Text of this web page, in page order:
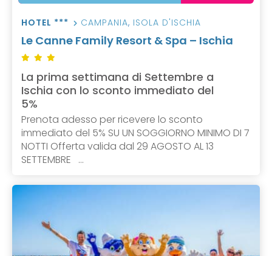
HOTEL *** CAMPANIA, ISOLA D'ISCHIA
Le Canne Family Resort & Spa – Ischia
La prima settimana di Settembre a
Ischia con lo sconto immediato del
5%
Prenota adesso per ricevere lo sconto
immediato del 5% SU UN SOGGIORNO MINIMO DI 7
NOTTI Offerta valida dal 29 AGOSTO AL 13
SETTEMBRE ...